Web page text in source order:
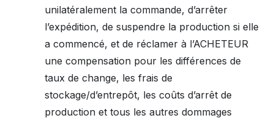
unilatéralement la commande, d’arrêter
l’expédition, de suspendre la production si elle
a commencé, et de réclamer à l’ACHETEUR
une compensation pour les différences de
taux de change, les frais de
stockage/d’entrepôt, les coûts d’arrêt de
production et tous les autres dommages